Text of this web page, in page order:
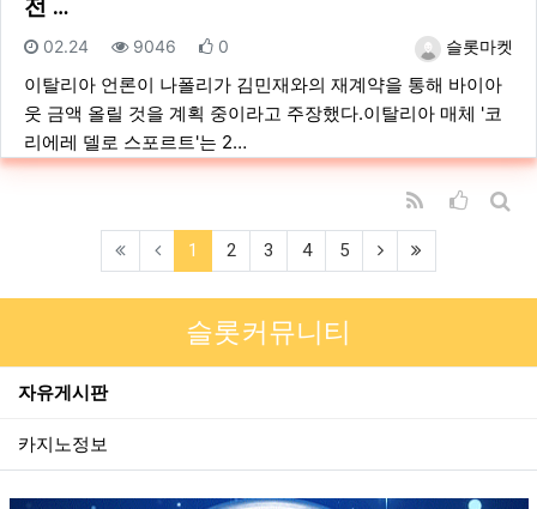
전 …
등록자슬롯마켓
등록일
02.24 조회
9046 추천
0
이탈리아 언론이 나폴리가 김민재와의 재계약을 통해 바이아
웃 금액 올릴 것을 계획 중이라고 주장했다.이탈리아 매체 '코
리에레 델로 스포르트'는 2…
RSS
추천순
1 (current)
2 3 4 5 (next)
슬롯커뮤니티
자유게시판
카지노정보